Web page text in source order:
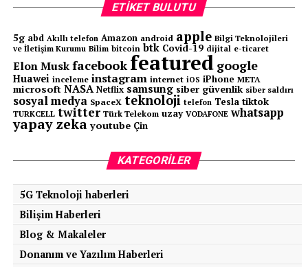
ETIKET BULUTU
5g abd Akıllı telefon Amazon android apple Bilgi Teknolojileri
ve İletişim Kurumu Bilim bitcoin btk Covid-19 dijital e-ticaret
Elon Muskfacebook featured google
Huawei inceleme instagram internet iOS iPhone META
microsoft NASA Netflix samsung siber güvenlik siber saldırı
sosyal medya SpaceX teknoloji telefon Tesla tiktok
TURKCELL twitter Türk Telekom uzay VODAFONE whatsapp
yapay zeka youtube Çin
KATEGORILER
5G Teknoloji haberleri
Bilişim Haberleri
Blog & Makaleler
Donanım ve Yazılım Haberleri